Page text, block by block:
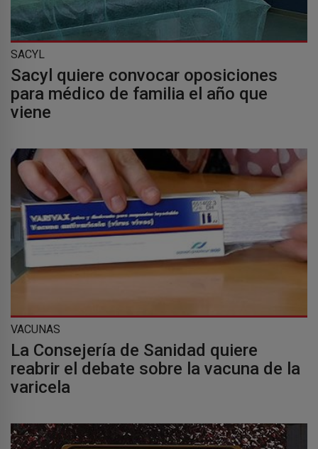
SACYL
Sacyl quiere convocar oposiciones
para médico de familia el año que
viene
VACUNAS
La Consejería de Sanidad quiere
reabrir el debate sobre la vacuna de la
varicela